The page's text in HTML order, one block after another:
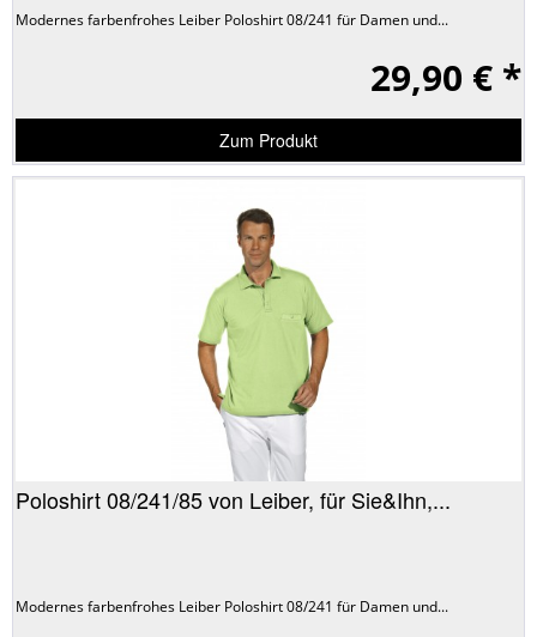
Modernes farbenfrohes Leiber Poloshirt 08/241 für Damen und...
29,90 € *
Zum Produkt
Poloshirt 08/241/85 von Leiber, für Sie&Ihn,...
Modernes farbenfrohes Leiber Poloshirt 08/241 für Damen und...